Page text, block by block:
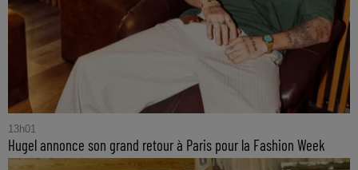
13h01
Hugel annonce son grand retour à Paris pour la Fashion Week